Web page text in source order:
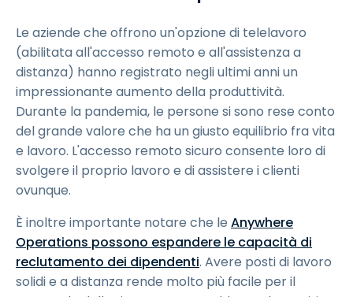
Le aziende che offrono un'opzione di telelavoro
(abilitata all'accesso remoto e all'assistenza a
distanza) hanno registrato negli ultimi anni un
impressionante aumento della produttività.
Durante la pandemia, le persone si sono rese conto
del grande valore che ha un giusto equilibrio fra vita
e lavoro. L'accesso remoto sicuro consente loro di
svolgere il proprio lavoro e di assistere i clienti
ovunque.
È inoltre importante notare che le Anywhere
Operations possono espandere le capacità di
reclutamento dei dipendenti. Avere posti di lavoro
solidi e a distanza rende molto più facile per il